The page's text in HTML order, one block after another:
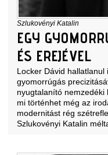
Szlukovényi Katalin
EGY
ÉS EREJÉVEL
Locker Dávid
gyomorrúgás
nyugtalanító nemzedéki
mi történhet még az
modernitást rég
Szlukovényi Katalin